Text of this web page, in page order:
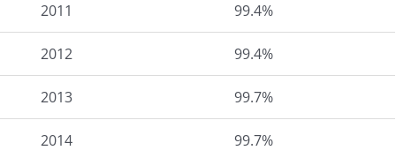
2011 99.4%
2012 99.4%
2013 99.7%
2014 99.7%